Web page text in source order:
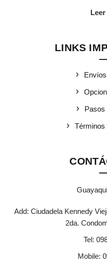
LINKS
Pasos
Términos
Add: Ciudadela Kennedy
2da.
Tel:
Mobile: